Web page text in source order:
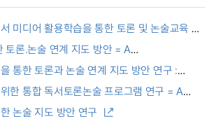
미디어 활용학습을 통한 토론 및 논술교육 =
Writing through MIE (Media in
Education of Middle School
토론.논술 연계 지도 방안 = A
Writing Interfaced Education Moral In
통한 토론과 논술 연계 지도 방안 연구 :
심으로 = A Study of ways to offer
about discussion and essay through
of inquiry : focused on the content of
한 통합 독서토론논술 프로그램 연구 = A
Reading and Writing Program for the
for International Understanding
논술 지도 방안 연구